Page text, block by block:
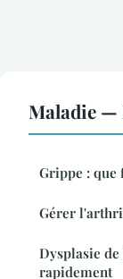
Maladie —
Grippe :
Gérer
Dysplasie
rapidement